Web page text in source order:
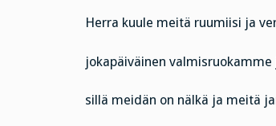
Herra kuule meitä ruumiisi ja
jokapäiväinen
sillä meidän on nälkä ja meitä